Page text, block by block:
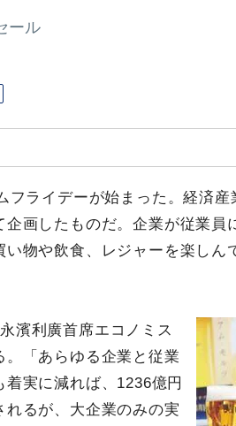
ール
フライデーが始まった。経済
画したものだ。企業が従業員
物や飲食、レジャーを楽しん
濱利廣首席エコノミス
。「あらゆる企業と従業
実に減れば、1236億円
るが、大企業のみの実